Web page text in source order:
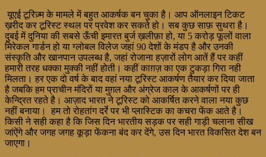
यूएई टूरिज़्म के मामले में बहुत आकर्षक बन चुका है। आप ऑनलाइन टिकट
ख़रीद कर टूरिस्ट स्थल पर प्रवेश कर सकते हो। सब कुछ साफ़ सुथरा है।
दुबई में दुनिया की सबसे ऊँची इमारत बुर्ज ख़लीफ़ा हो, या 5 करोड़ फूलों वाला
मिरेकल गार्डन हो या ग्लोबल विलेज जहां 90 देशों के मंडप है और उनकी
संस्कृति और खानपान उपलब्ध है, जहां रोजाना हज़ारों लोग आतें हैं पर कहीं
हमारी तरह धक्का मुक्की नहीं होती। कहीं काग़ज़ का एक टुकड़ा गिरा नही
मिलता। हर एक दो वर्ष के बाद वहां नया टूरिस्ट आकर्षण तैयार कर दिया जाता
है जबकि हम प्राचीन मंदिरों या मुग़ल और अंग्रेज काल के आकर्षणों पर ही
केन्द्रित रहते है। आज़ाद भारत ने टूरिस्ट को आकर्षित करने वाला नया कुछ
नहीं बनाया। हम तो रोहतांग दर्रे पर भी प्लास्टिक का कचरा फेंक आते है।
किसी ने सही कहा है कि जिस दिन भारतीय सड़क पर सही गाड़ी चलाना सीख
जांऐंगे और जगह जगह कूड़ा फेंकना बंद कर देंगे, उस दिन भारत विकसित देश बन
जाएगा।